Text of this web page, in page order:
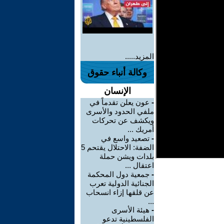
المزيد.....
وكالة أنباء حقوق
الإنسان
- عون يعلن تقدماً في
ملفي الحدود والأسرى
ويكشف عن تحركات
أمريك ...
- تصعيد واسع في
الضفة: الاحتلال يقتحم 5
بلدات ويشن حملة
اعتقال ...
- جمعية دول المحكمة
الجنائية الدولية تعرب
عن قلقها إزاء انسحاب
...
- هيئة الأسرى
الفلسطينية تدعو